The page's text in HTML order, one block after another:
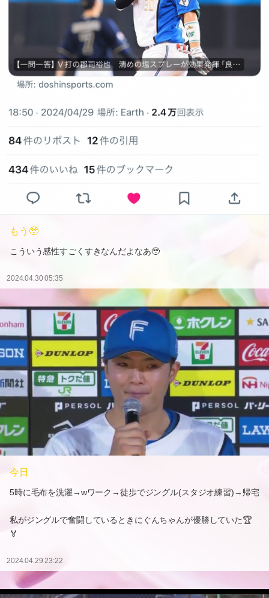
もう🥹
こういう感性すごくすきなんだよなあ🥹
2024.04.30 05:35
今日
5時に毛布を洗濯→wワーク→徒歩でジングル(スタジオ練習)→帰宅
私がジングルで奮闘しているときにぐんちゃんが優勝していた🏆
🏅
2024.04.29 23:22